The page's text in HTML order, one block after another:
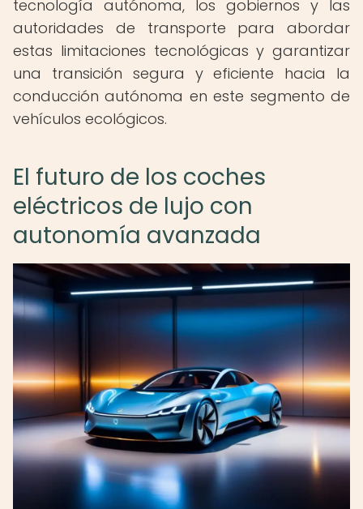
tecnología autónoma, los gobiernos y las
autoridades de transporte para abordar
estas limitaciones tecnológicas y garantizar
una transición segura y eficiente hacia la
conducción autónoma en este segmento de
vehículos ecológicos.
El futuro de los coches
eléctricos de lujo con
autonomía avanzada